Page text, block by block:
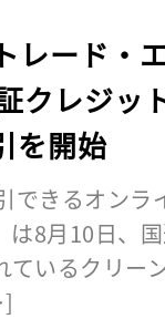
レード・
クレジッ
を開始
きるオンラ
は8月10日、
ているクリ